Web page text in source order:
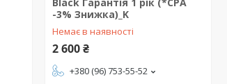
-3% Знижка)_K
Немає в наявності
2 600 ₴
+380 (96) 753-55-52